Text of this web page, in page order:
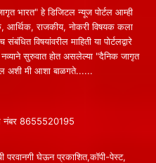
भारत" हे डिजिटल न्यूज पोर्टल आम्ही
आर्थिक, राजकीय, नोकरी विषयक कला
विषयांवरील माहिती या पोर्टलद्वारे
सुरुवात होत असलेल्या "दैनिक जागृत
अशी मी आशा बाळगते......
नंबर 8655520195
परवानगी घेऊन प्रकाशित,कॉपी-पेस्ट,